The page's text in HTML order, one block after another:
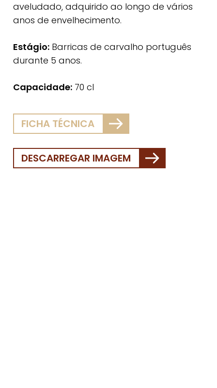
aveludado, adquirido ao longo de vários
anos de envelhecimento.
Estágio:Barricas de carvalho português
durante 5 anos.
Capacidade:70 cl
FICHA TÉCNICA
DESCARREGAR IMAGEM